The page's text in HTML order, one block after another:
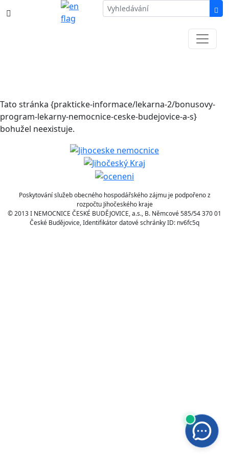
Tato stránka {prakticke-informace/lekarna-2/bonusovy-
program-lekarny-nemocnice-ceske-budejovice-a-s}
bohužel neexistuje.
Poskytování služeb obecného hospodářského zájmu je podpořeno z
rozpočtu Jihočeského kraje
© 2013 I NEMOCNICE ČESKÉ BUDĚJOVICE, a.s., B. Němcové 585/54 370 01
České Budějovice, Identifikátor datové schránky ID: nv6fc5q